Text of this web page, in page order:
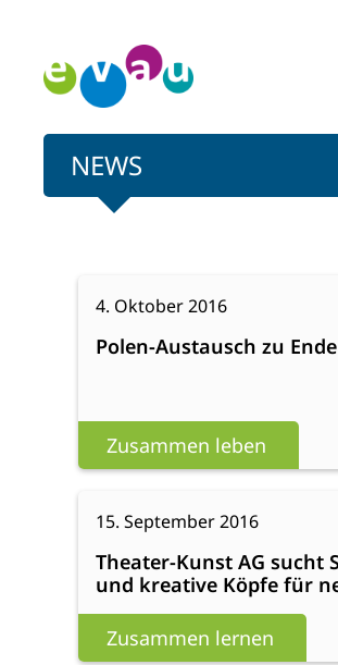
springen
NEWS
Zusammen leben
4. Oktober 2016
Polen-Austausch zu
Polen-
Austausch
gegangen
Zusammen lernen
15. September 2016
Theater-Kunst AG sucht
und kreative Köpfe für
Theater-
Kunst
AG
sucht
Schauspieler